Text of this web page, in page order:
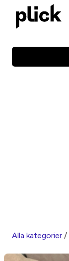
Alla kategorier /